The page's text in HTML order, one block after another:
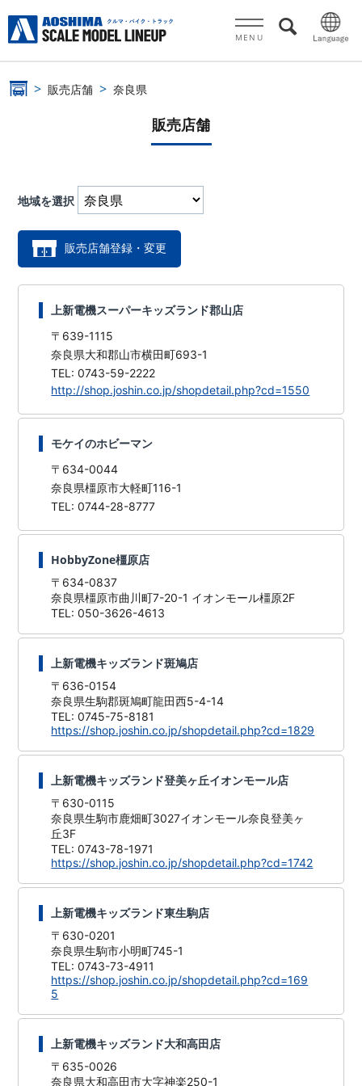
MENU
販売店舗 奈良県
販売店舗
地域を選択
販売店舗登録・変更
上新電機スーパーキッズランド郡山店
〒639-1115
奈良県大和郡山市横田町693-1
TEL: 0743-59-2222
http://shop.joshin.co.jp/shopdetail.php?cd=1550
モケイのホビーマン
〒634-0044
奈良県橿原市大軽町116-1
TEL: 0744-28-8777
HobbyZone橿原店
〒634-0837
奈良県橿原市曲川町7-20-1 イオンモール橿原2F
TEL: 050-3626-4613
上新電機キッズランド斑鳩店
〒636-0154
奈良県生駒郡斑鳩町龍田西5-4-14
TEL: 0745-75-8181
https://shop.joshin.co.jp/shopdetail.php?cd=1829
上新電機キッズランド登美ヶ丘イオンモール店
〒630-0115
奈良県生駒市鹿畑町3027イオンモール奈良登美ヶ
丘3F
TEL: 0743-78-1971
https://shop.joshin.co.jp/shopdetail.php?cd=1742
上新電機キッズランド東生駒店
〒630-0201
奈良県生駒市小明町745-1
TEL: 0743-73-4911
https://shop.joshin.co.jp/shopdetail.php?cd=169
5
上新電機キッズランド大和高田店
〒635-0026
奈良県大和高田市大字神楽250-1